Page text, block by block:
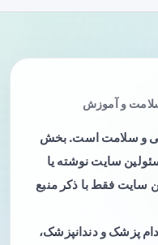
و آموزش
و سلامت است. بخش
سایت نوشته یا
سایت فقط با ذکر منبع
پزشک و دندانپزشک،